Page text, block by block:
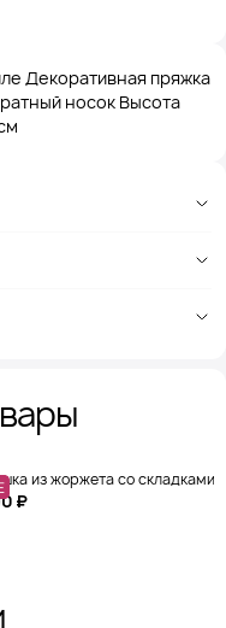
Декоративная пряжка
носок Высота
из жоржета со складками
₽